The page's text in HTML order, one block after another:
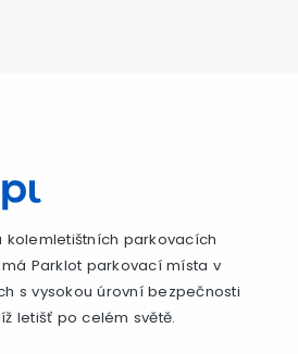
kolemletištních parkovacích
Parklot parkovací místa v
s vysokou úrovní bezpečnosti
letišť po celém světě.